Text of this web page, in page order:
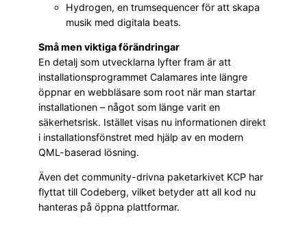
Hydrogen, en trumsequencer för att skapa
musik med digitala beats.
Små men viktiga förändringar
En detalj som utvecklarna lyfter fram är att
installationsprogrammet Calamares inte längre
öppnar en webbläsare som root när man startar
installationen – något som länge varit en
säkerhetsrisk. Istället visas nu informationen direkt
i installationsfönstret med hjälp av en modern
QML-baserad lösning.
Även det community-drivna paketarkivet KCP har
flyttat till Codeberg, vilket betyder att all kod nu
hanteras på öppna plattformar.